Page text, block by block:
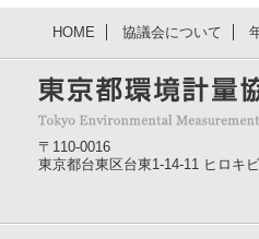
HOME 協議会について
〒110-0016
東京都台東区台東1-14-11 ヒロキ